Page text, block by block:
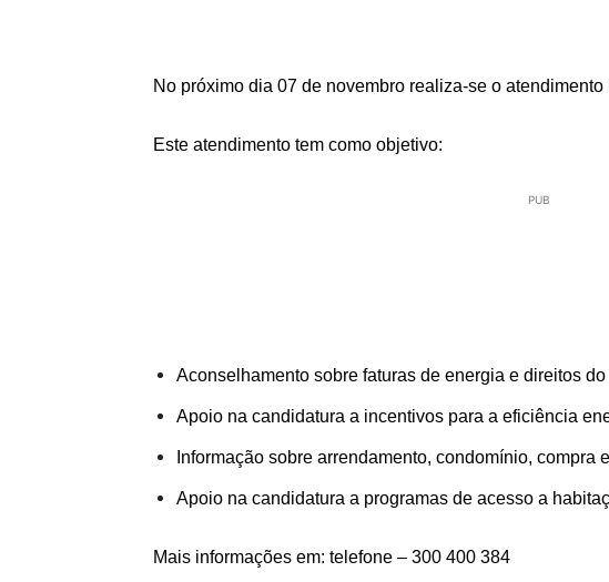
No próximo dia 07 de novembro realiza-se o
Este atendimento tem como objetivo:
PUB
Aconselhamento sobre faturas de energia e direitos
Apoio na candidatura a incentivos para a eficiência
Informação sobre arrendamento, condomínio, compra
Apoio na candidatura a programas de acesso a
Mais informações em: telefone – 300 400 384